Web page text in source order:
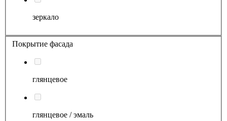
зеркало
Покрытие фасада
глянцевое
глянцевое / эмаль